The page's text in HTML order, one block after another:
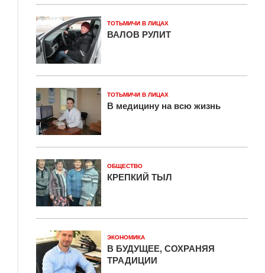
ТОТЬМИЧИ В ЛИЦАХ
ВАЛОВ РУЛИТ
ТОТЬМИЧИ В ЛИЦАХ
В медицину на всю жизнь
ОБЩЕСТВО
КРЕПКИЙ ТЫЛ
ЭКОНОМИКА
В БУДУЩЕЕ, СОХРАНЯЯ
ТРАДИЦИИ